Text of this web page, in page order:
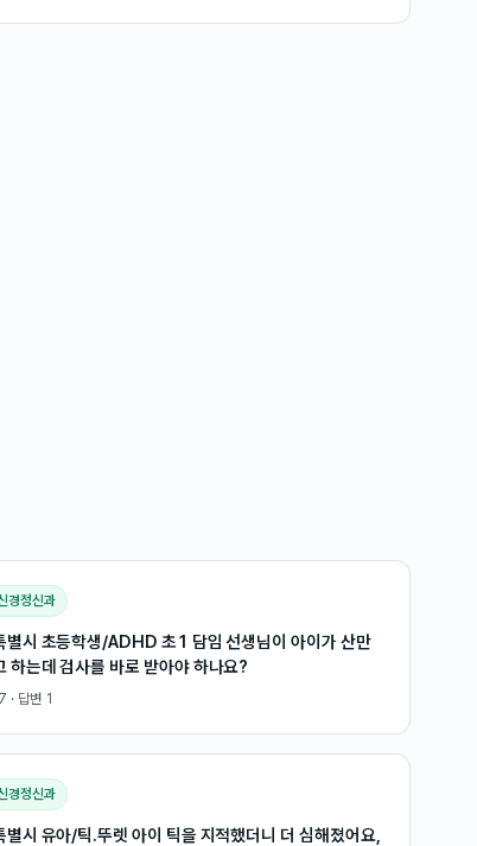
경정신과
별시 초등학생/ADHD 초1 담임 선생님이 아이가 산만
하는데 검사를 바로 받아야 하나요?
· 답변 1
경정신과
별시 유아/틱.뚜렛 아이 틱을 지적했더니 더 심해졌어요,